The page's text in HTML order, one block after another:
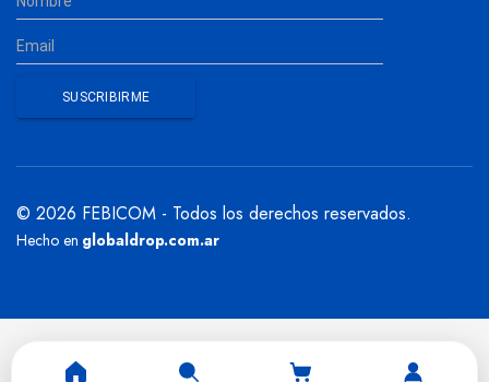
© 2026 FEBICOM - Todos los derechos reservados.
Hecho en globaldrop.com.ar